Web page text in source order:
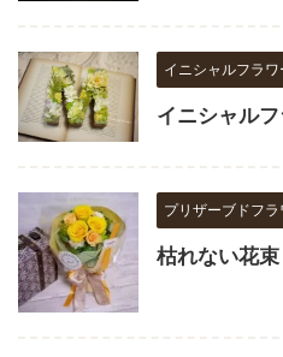
イニシャルフラワ
イニシャル
プリザーブドフ
枯れない花束